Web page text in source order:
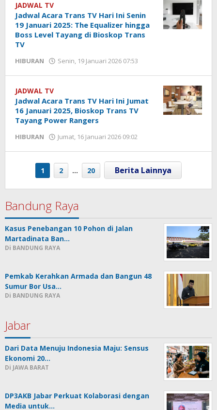
JADWAL TV
Jadwal Acara Trans TV Hari Ini Senin
19 Januari 2025: The Equalizer hingga
Boss Level Tayang di Bioskop Trans
TV
HIBURAN Senin, 19 Januari 2026 07:53
JADWAL TV
Jadwal Acara Trans TV Hari Ini Jumat
16 Januari 2025, Bioskop Trans TV
Tayang Power Rangers
HIBURAN Jumat, 16 Januari 2026 09:02
1 2 … 20
Bandung Raya
Kasus Penebangan 10 Pohon di Jalan
Martadinata Ban…
Di BANDUNG RAYA
Pemkab Kerahkan Armada dan Bangun 48
Sumur Bor Usa…
Di BANDUNG RAYA
Jabar
Dari Data Menuju Indonesia Maju: Sensus
Ekonomi 20…
Di JAWA BARAT
DP3AKB Jabar Perkuat Kolaborasi dengan
Media untuk…